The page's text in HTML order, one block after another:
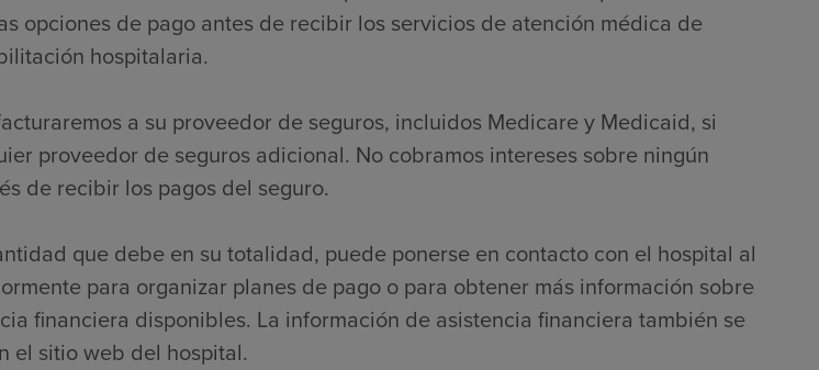
opciones de pago antes de recibir los servicios de atención médica de
hospitalaria.
a su proveedor de seguros, incluidos Medicare y Medicaid, si
proveedor de seguros adicional. No cobramos intereses sobre ningún
de recibir los pagos del seguro.
que debe en su totalidad, puede ponerse en contacto con el hospital al
para organizar planes de pago o para obtener más información sobre
financiera disponibles. La información de asistencia financiera también se
el sitio web del hospital.